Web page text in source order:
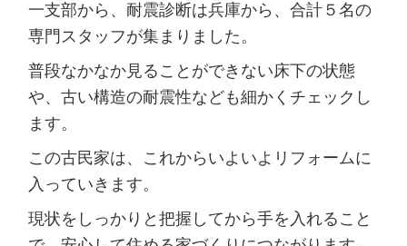
一支部から、耐震診断は兵庫から、合計５名の
専門スタッフが集まりました。
普段なかなか見ることができない床下の状態
や、古い構造の耐震性なども細かくチェックし
ます。
この古民家は、これからいよいよリフォームに
入っていきます。
現状をしっかりと把握してから手を入れること